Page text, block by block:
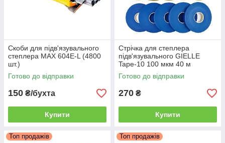
Скоби для підв'язувального
степлера MAX 604E-L (4800
шт.)
Готово до відправки
150 ₴/бухта
Купити
Стрічка для степлера
підв'язувального GIELLE
Tape-10 100 мкм 40 м
Готово до відправки
270 ₴
Купити
Топ продажів Топ продажів